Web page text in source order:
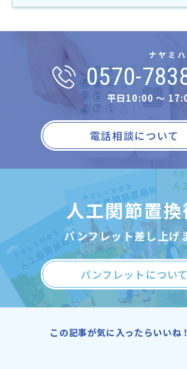
ナヤミ
0570-
平日10:00 〜
電話相談について
人工関節置
パンフレット差し上げ
パンフレットについて
この記事が気に入ったらいいね